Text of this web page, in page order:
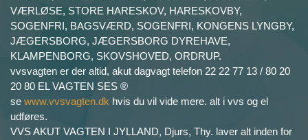
VÆRLØSE, STORE HARESKOV, HARESKOVBY,
SOGENFRI, BAGSVÆRD, SOGENFRI, KONGENS LYNGBY,
JÆGERSBORG, JÆGERSBORG DYREHAVE,
KLAMPENBORG, SKOVSHOVED, ORDRUP.
vvsvagten er der altid, akut dagvagt telefon 22 22 77 13 / 80 20
20 80 EL VAGTEN SES ®
se www.vvsvagten.dk hvis du vil vide mere. alt i vvs og el
udføres.
VVS AKUT VAGTEN I JYLLAND, Djurs, Thy. laver alt inden for